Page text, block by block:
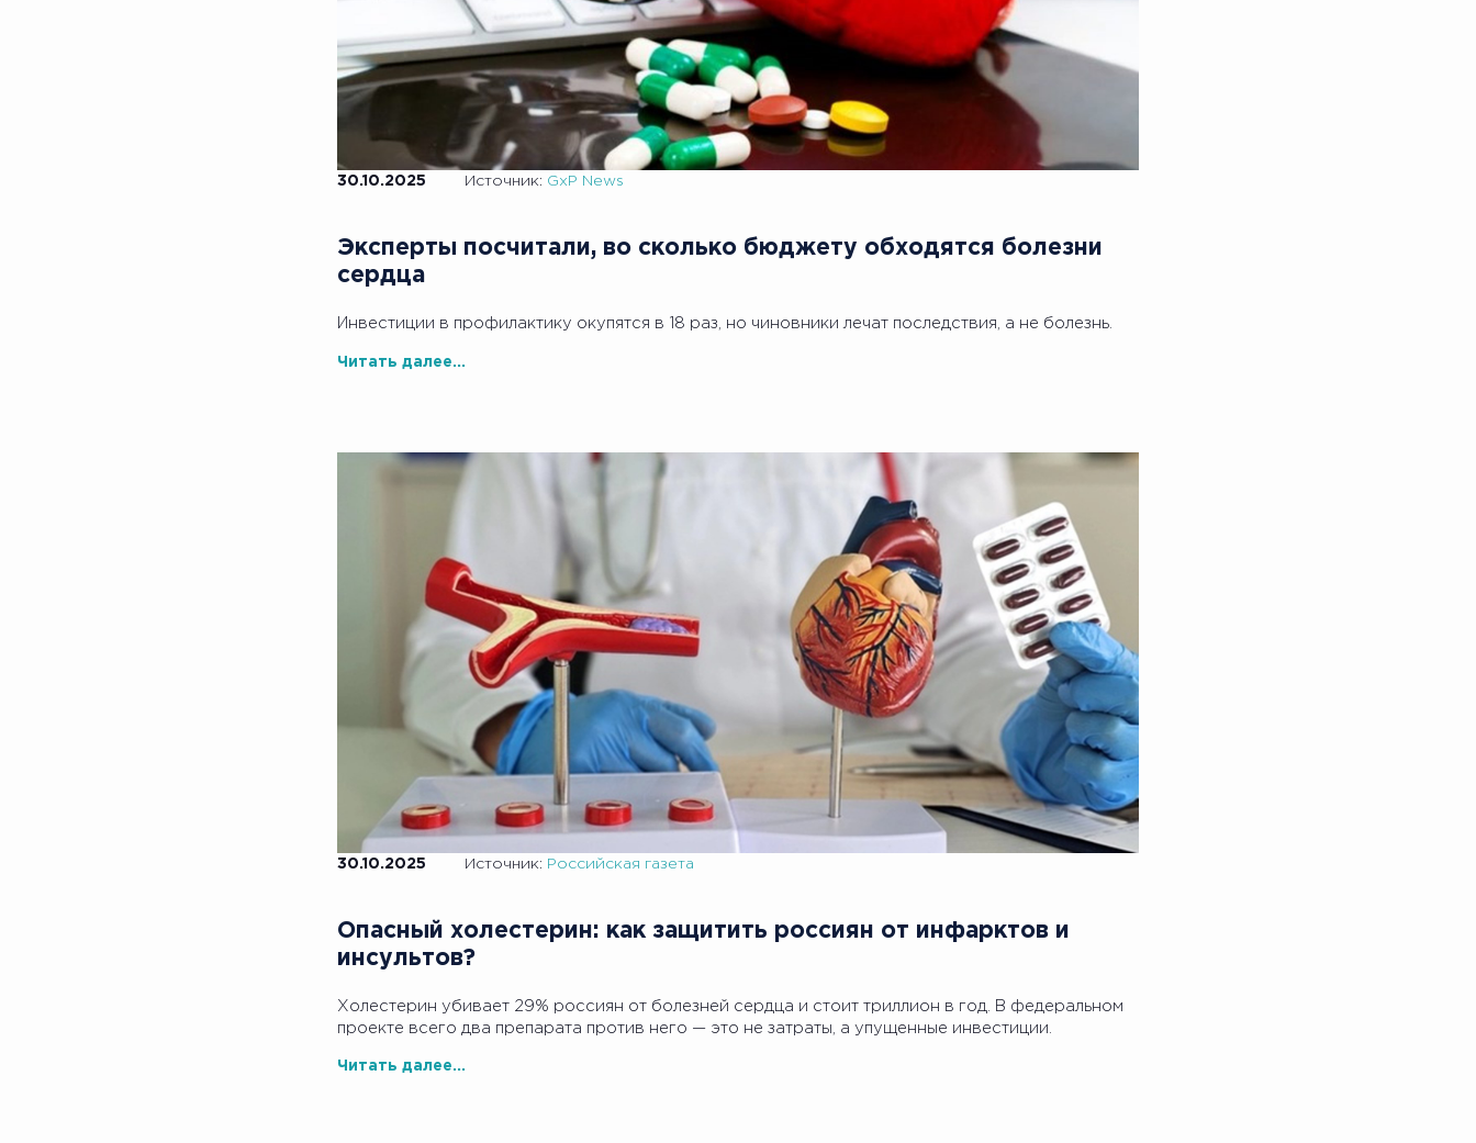
30.10.2025 Источник: GxP News
Эксперты посчитали, во сколько бюджету обходятся болезни
сердца
Инвестиции в профилактику окупятся в 18 раз, но чиновники лечат последствия, а не болезнь.
Читать далее...
30.10.2025 Источник: Российская газета
Опасный холестерин: как защитить россиян от инфарктов и
инсультов?
Холестерин убивает 29% россиян от болезней сердца и стоит триллион в год. В федеральном
проекте всего два препарата против него — это не затраты, а упущенные инвестиции.
Читать далее...